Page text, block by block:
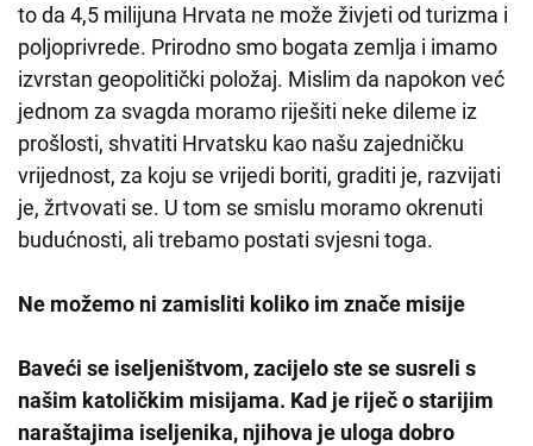
to da 4,5 milijuna Hrvata ne može živjeti od turizma i
poljoprivrede. Prirodno smo bogata zemlja i imamo
izvrstan geopolitički položaj. Mislim da napokon već
jednom za svagda moramo riješiti neke dileme iz
prošlosti, shvatiti Hrvatsku kao našu zajedničku
vrijednost, za koju se vrijedi boriti, graditi je, razvijati
je, žrtvovati se. U tom se smislu moramo okrenuti
budućnosti, ali trebamo postati svjesni toga.
Ne možemo ni zamisliti koliko im znače misije
Baveći se iseljeništvom, zacijelo ste se susreli s
našim katoličkim misijama. Kad je riječ o starijim
naraštajima iseljenika, njihova je uloga dobro